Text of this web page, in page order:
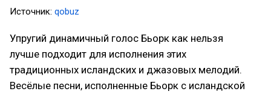
Источник: qobuz
Упругий динамичный голос Бьорк как нельзя
лучше подходит для исполнения этих
традиционных исландских и джазовых мелодий.
Весёлые песни, исполненные Бьорк с исландской